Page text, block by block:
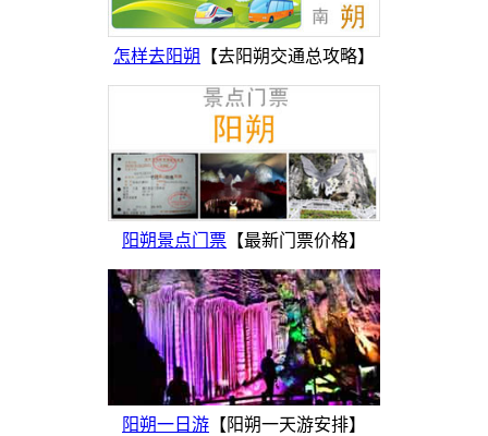
怎样去阳朔 【去阳朔交通总攻略】
阳朔景点门票 【最新门票价格】
阳朔一日游 【阳朔一天游安排】